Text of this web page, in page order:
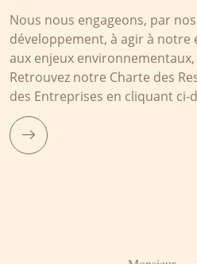
Nous nous engageons, par
développement, à agir à
aux enjeux
Retrouvez notre Charte des
des Entreprises en cliquant ci-
Pélissier 1881